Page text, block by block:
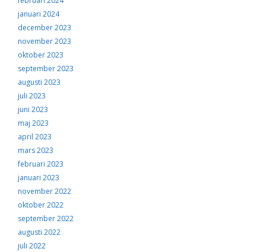
januari 2024
december 2023
november 2023
oktober 2023
september 2023
augusti 2023
juli 2023
juni 2023
maj 2023
april 2023
mars 2023
februari 2023
januari 2023
november 2022
oktober 2022
september 2022
augusti 2022
juli 2022